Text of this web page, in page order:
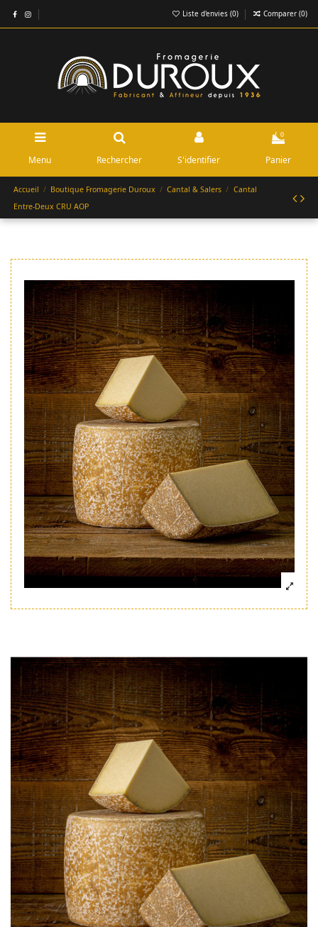
Liste d'envies (0) Comparer (0)
Menu Rechercher S'identifier
0
Panier
Accueil Boutique Fromagerie Duroux Cantal & Salers
Cantal
Entre-Deux CRU AOP